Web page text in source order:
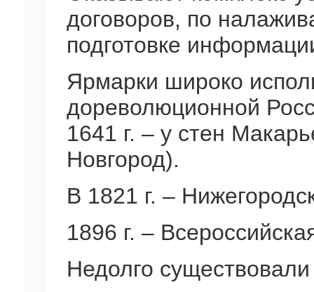
договоров, по
подготовке
Ярмарки широко
дореволюционной
1641 г. – у стен
Новгород).
В 1821 г. –
1896 г. –
Недолго